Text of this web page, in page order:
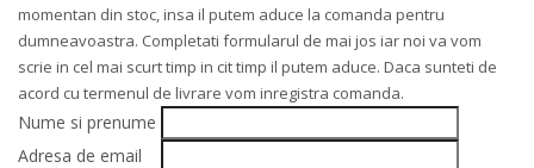
momentan din stoc, insa il putem aduce la comanda pentru
dumneavoastra. Completati formularul de mai jos iar noi va vom
scrie in cel mai scurt timp in cit timp il putem aduce. Daca sunteti de
acord cu termenul de livrare vom inregistra comanda.
Nume si prenume
Adresa de email